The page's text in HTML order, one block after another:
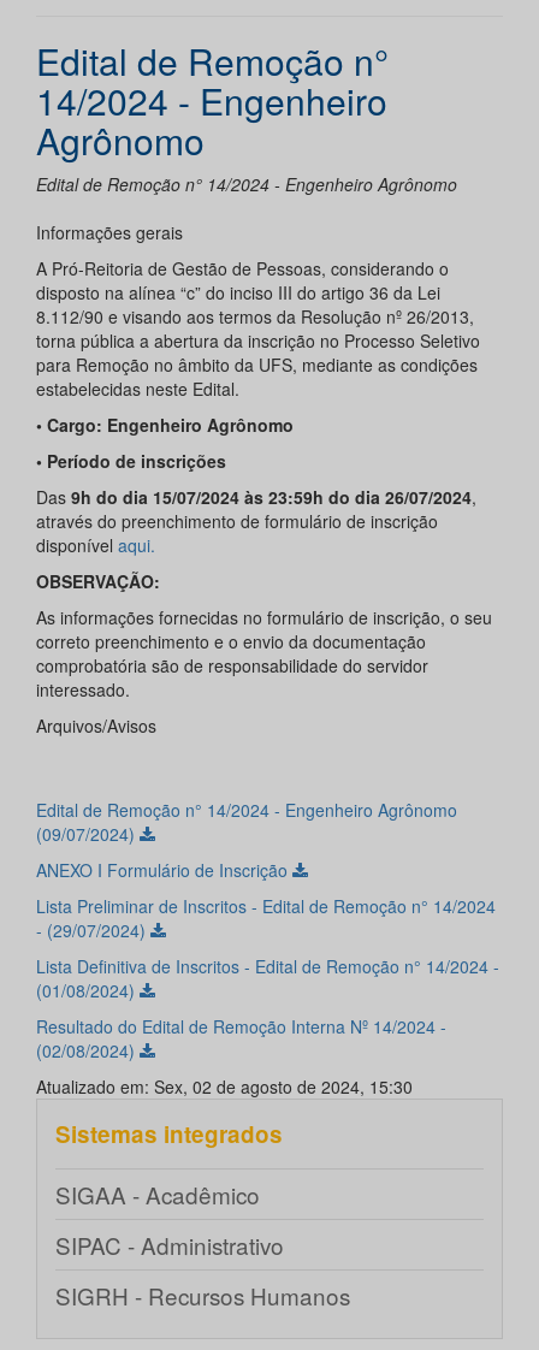
Edital de Remoção n°
14/2024 - Engenheiro
Agrônomo
Edital de Remoção n° 14/2024 - Engenheiro Agrônomo
Informações gerais
A Pró-Reitoria de Gestão de Pessoas, considerando o
disposto na alínea “c” do inciso III do artigo 36 da Lei
8.112/90 e visando aos termos da Resolução nº 26/2013,
torna pública a abertura da inscrição no Processo Seletivo
para Remoção no âmbito da UFS, mediante as condições
estabelecidas neste Edital.
• Cargo: Engenheiro Agrônomo
• Período de inscrições
Das 9h do dia 15/07/2024 às 23:59h do dia 26/07/2024,
através do preenchimento de formulário de inscrição
disponível aqui.
OBSERVAÇÃO:
As informações fornecidas no formulário de inscrição, o seu
correto preenchimento e o envio da documentação
comprobatória são de responsabilidade do servidor
interessado.
Arquivos/Avisos
Edital de Remoção n° 14/2024 - Engenheiro Agrônomo
(09/07/2024)
ANEXO I Formulário de Inscrição
Lista Preliminar de Inscritos - Edital de Remoção n° 14/2024
- (29/07/2024)
Lista Definitiva de Inscritos - Edital de Remoção n° 14/2024 -
(01/08/2024)
Resultado do Edital de Remoção Interna Nº 14/2024 -
(02/08/2024)
Atualizado em: Sex, 02 de agosto de 2024, 15:30
Sistemas integrados
SIGAA - Acadêmico
SIPAC - Administrativo
SIGRH - Recursos Humanos